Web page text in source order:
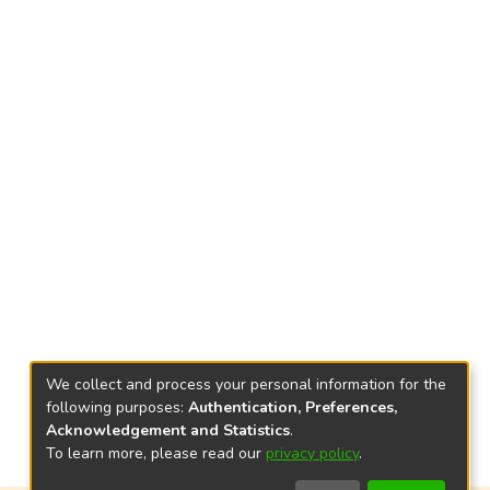
We collect and process your personal information for the
following purposes: Authentication, Preferences,
Acknowledgement and Statistics.
To learn more, please read our privacy policy.